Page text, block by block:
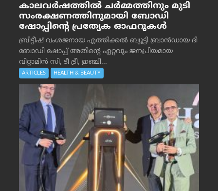
കാലവർഷത്തിൽ ചർമ്മത്തിനും മുടി
സംരക്ഷണത്തിനുമായി ബോഡി
ഷോപ്പിന്റെ പ്രത്യേക ഓഫറുകൾ
ബ്രിട്ടീഷ് വംശജനായ എത്തിക്കൽ ബ്യൂട്ടി ബ്രാൻഡായ ദി
ബോഡി ഷോപ്പ് അതിന്റെ ഏറ്റവും ജനപ്രിയമായ
വിറ്റാമിൻ സി, ടീ ട്രീ, ഇഞ്ചി...
ARTICLES HEALTH & BEAUTY